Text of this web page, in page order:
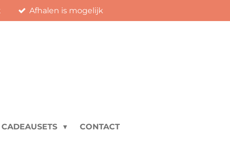
Afhalen is mogelijk
CADEAUSETS CONTACT